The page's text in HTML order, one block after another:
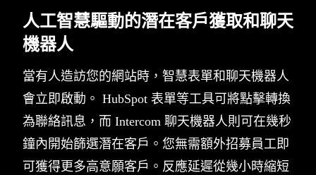
人工智慧驅動的潛在客戶獲取和聊天
機器人
當有人造訪您的網站時，智慧表單和聊天機器人
會立即啟動。 HubSpot 表單等工具可將點擊轉換
為聯絡訊息，而 Intercom 聊天機器人則可在幾秒
鐘內開始篩選潛在客戶。您無需額外招募員工即
可獲得更多高意願客戶。反應延遲從幾小時縮短